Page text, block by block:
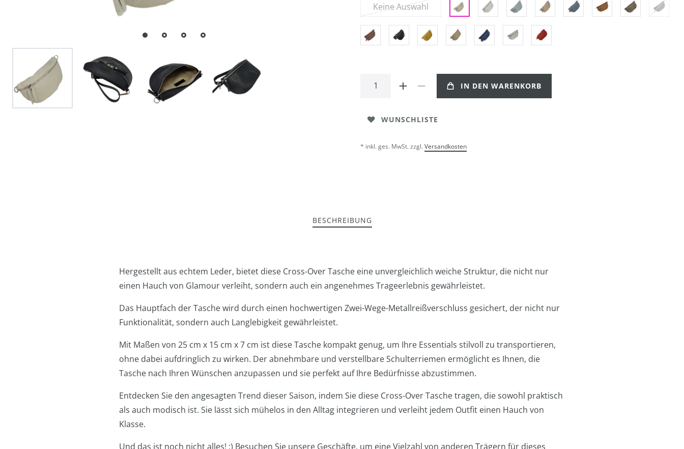
Keine Auswahl
IN DEN WARENKORB
WUNSCHLISTE
* inkl. ges. MwSt. zzgl.Versandkosten
BESCHREIBUNG
Hergestellt aus echtem Leder, bietet diese Cross-Over Tasche eine unvergleichlich weiche Struktur, die nicht nur
einen Hauch von Glamour verleiht, sondern auch ein angenehmes Trageerlebnis gewährleistet.
Das Hauptfach der Tasche wird durch einen hochwertigen Zwei-Wege-Metallreißverschluss gesichert, der nicht nur
Funktionalität, sondern auch Langlebigkeit gewährleistet.
Mit Maßen von 25 cm x 15 cm x 7 cm ist diese Tasche kompakt genug, um Ihre Essentials stilvoll zu transportieren,
ohne dabei aufdringlich zu wirken. Der abnehmbare und verstellbare Schulterriemen ermöglicht es Ihnen, die
Tasche nach Ihren Wünschen anzupassen und sie perfekt auf Ihre Bedürfnisse abzustimmen.
Entdecken Sie den angesagten Trend dieser Saison, indem Sie diese Cross-Over Tasche tragen, die sowohl praktisch
als auch modisch ist. Sie lässt sich mühelos in den Alltag integrieren und verleiht jedem Outfit einen Hauch von
Klasse.
Und das ist noch nicht alles! ;) Besuchen Sie unsere Geschäfte, um eine Vielzahl von anderen Trägern für dieses